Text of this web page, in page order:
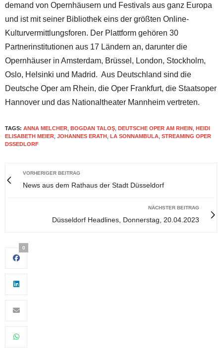
demand von Opernhäusern und Festivals aus ganz Europa
und ist mit seiner Bibliothek eins der größten Online-
Kulturvermittlungsforen. Der Plattform gehören 30
Partnerinstitu­tio­nen aus 17 Ländern an, darunter die
Opernhäuser in Amsterdam, Brüssel, London, Stockholm,
Oslo, Helsinki und Madrid. Aus Deutschland sind die
Deutsche Oper am Rhein, die Oper Frankfurt, die Staatsoper
Hannover und das Nationaltheater Mannheim vertreten.
TAGS: ANNA MELCHER BOGDAN TALOŞ DEUTSCHE OPER AM RHEIN HEIDI
ELISABETH MEIER JOHANNES ERATH LA SONNAMBULA STREAMING OPER
DSSEDLORF
VORHERIGER BEITRAG
News aus dem Rathaus der Stadt Düsseldorf
NÄCHSTER BEITRAG
Düsseldorf Headlines, Donnerstag, 20.04.2023
0